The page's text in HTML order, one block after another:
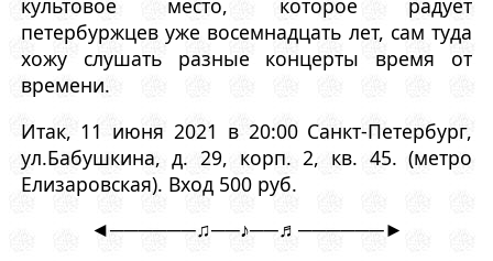
культовое место, которое радует
петербуржцев уже восемнадцать лет, сам туда
хожу слушать разные концерты время от
времени.
Итак, 11 июня 2021 в 20:00 Санкт-Петербург,
ул.Бабушкина, д. 29, корп. 2, кв. 45. (метро
Елизаровская). Вход 500 руб.
◄──────♫──♪──♬──────►